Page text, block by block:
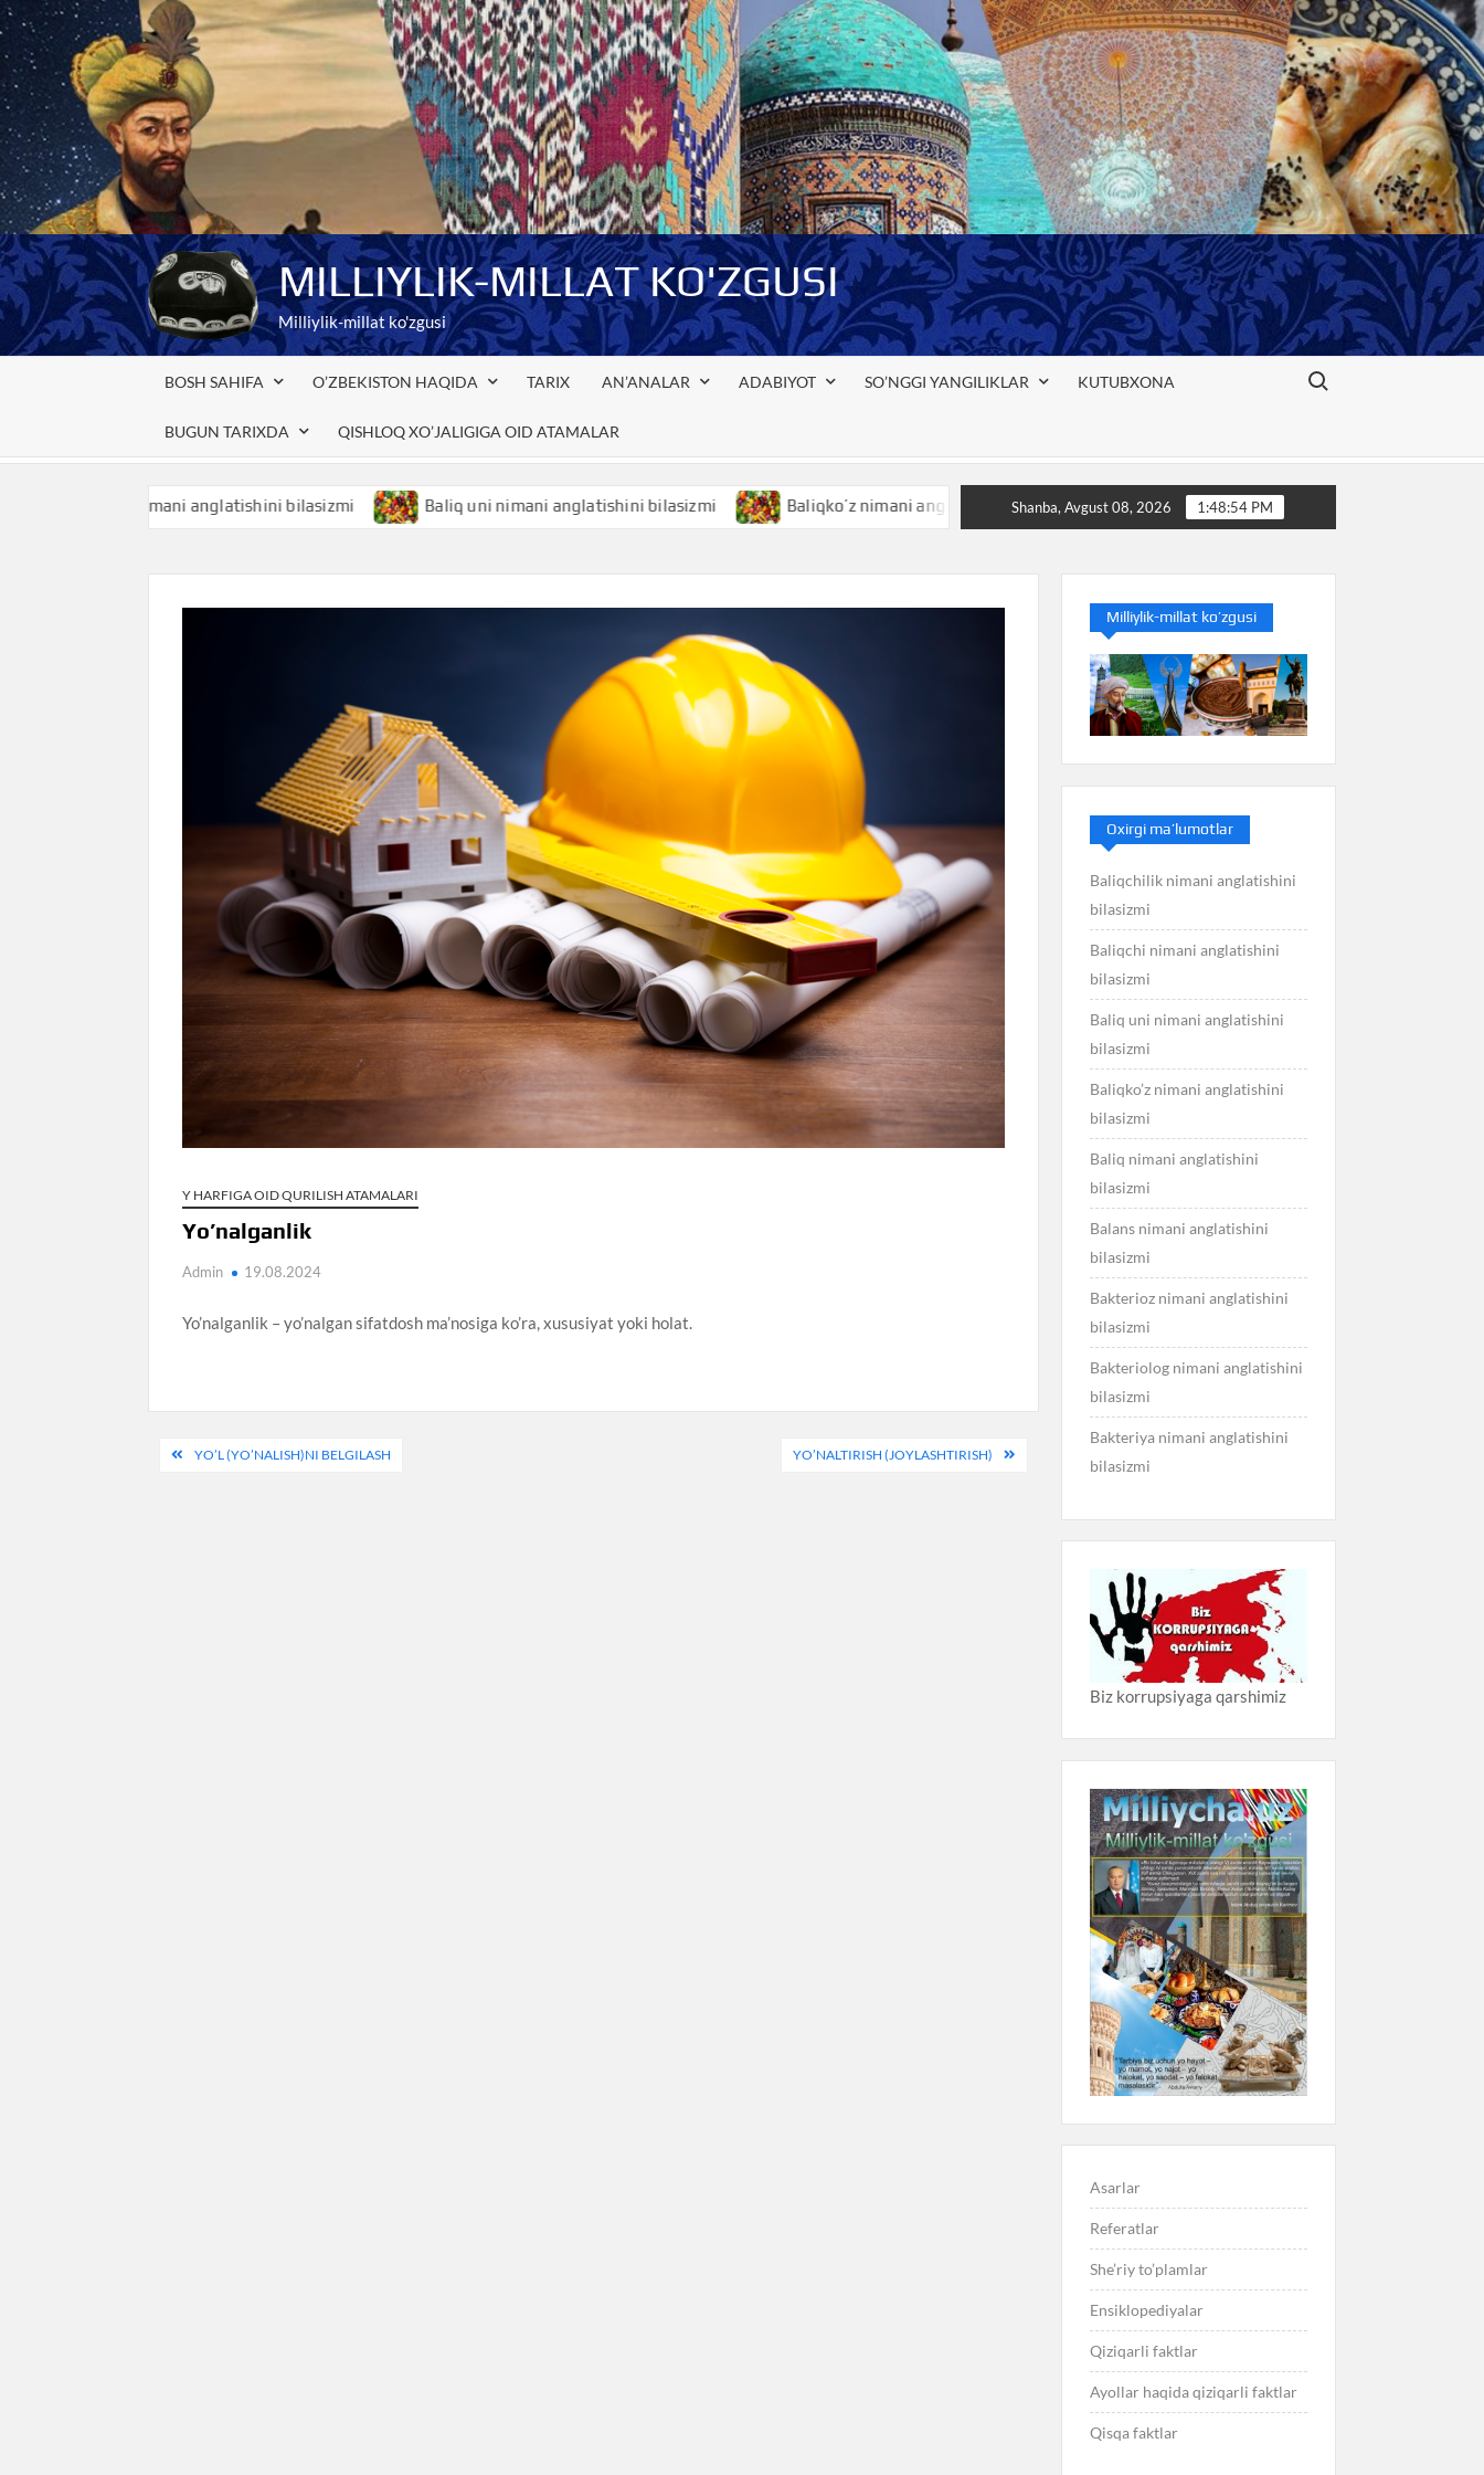
Skip
to
content
MILLIYLIK-MILLAT KO'ZGUSI
Milliylik-millat ko'zgusi
BOSH SAHIFA O’ZBEKISTON HAQIDA TARIX AN’ANALAR ADABIYOT SO’NGGI YANGILIKLAR KUTUBXONA
BUGUN TARIXDA QISHLOQ XO’JALIGIGA OID ATAMALAR
Search for:
nimani anglatishini bilasizmi Baliq uni nimani anglatishini bilasizmi Baliqko’z nimani anglatishini bilasizmi Baliq nimani anglatishini bilasizmi
Shanba, Avgust 08, 2026 1:48:55 PM
Y HARFIGA OID QURILISH ATAMALARI
Yo’nalganlik
Admin 19.08.2024
Yo’nalganlik – yo’nalgan sifatdosh ma’nosiga ko’ra, xususiyat yoki holat.
PostYO’L (YO’NALISH)NI BELGILASH YO’NALTIRISH (JOYLASHTIRISH)
Milliylik-millat ko’zgusi
Oxirgi ma’lumotlar
Baliqchilik nimani anglatishini
bilasizmi
Baliqchi nimani anglatishini
bilasizmi
Baliq uni nimani anglatishini
bilasizmi
Baliqko’z nimani anglatishini
bilasizmi
Baliq nimani anglatishini
bilasizmi
Balans nimani anglatishini
bilasizmi
Bakterioz nimani anglatishini
bilasizmi
Bakteriolog nimani anglatishini
bilasizmi
Bakteriya nimani anglatishini
bilasizmi
Biz korrupsiyaga qarshimiz
Asarlar
Referatlar
She’riy to’plamlar
Ensiklopediyalar
Qiziqarli faktlar
Ayollar haqida qiziqarli faktlar
Qisqa faktlar